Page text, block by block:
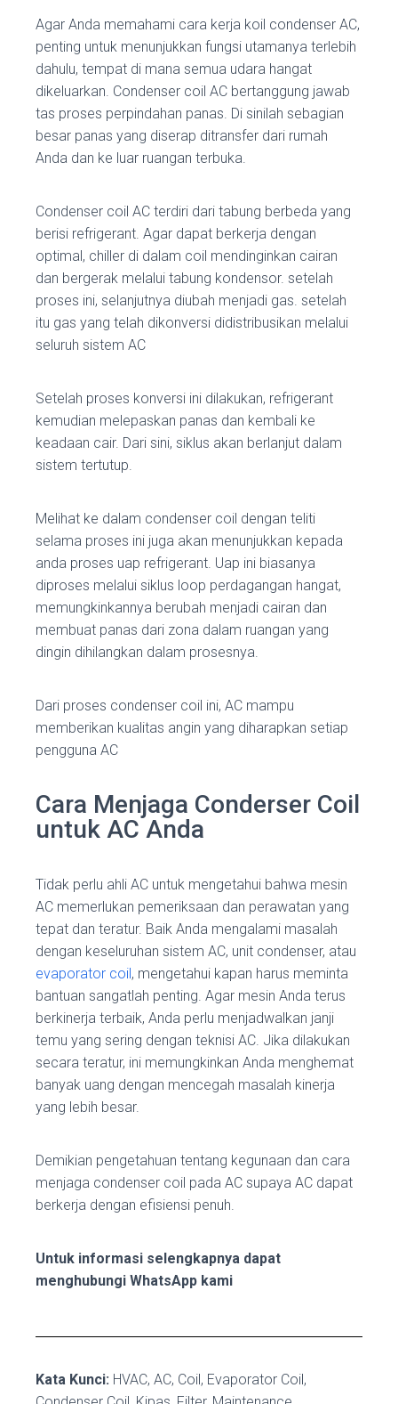
Agar Anda memahami cara kerja koil condenser AC,
penting untuk menunjukkan fungsi utamanya terlebih
dahulu, tempat di mana semua udara hangat
dikeluarkan. Condenser coil AC bertanggung jawab
tas proses perpindahan panas. Di sinilah sebagian
besar panas yang diserap ditransfer dari rumah
Anda dan ke luar ruangan terbuka.
Condenser coil AC terdiri dari tabung berbeda yang
berisi refrigerant. Agar dapat berkerja dengan
optimal, chiller di dalam coil mendinginkan cairan
dan bergerak melalui tabung kondensor. setelah
proses ini, selanjutnya diubah menjadi gas. setelah
itu gas yang telah dikonversi didistribusikan melalui
seluruh sistem AC
Setelah proses konversi ini dilakukan, refrigerant
kemudian melepaskan panas dan kembali ke
keadaan cair. Dari sini, siklus akan berlanjut dalam
sistem tertutup.
Melihat ke dalam condenser coil dengan teliti
selama proses ini juga akan menunjukkan kepada
anda proses uap refrigerant. Uap ini biasanya
diproses melalui siklus loop perdagangan hangat,
memungkinkannya berubah menjadi cairan dan
membuat panas dari zona dalam ruangan yang
dingin dihilangkan dalam prosesnya.
Dari proses condenser coil ini, AC mampu
memberikan kualitas angin yang diharapkan setiap
pengguna AC
Cara Menjaga Conderser Coil
untuk AC Anda
Tidak perlu ahli AC untuk mengetahui bahwa mesin
AC memerlukan pemeriksaan dan perawatan yang
tepat dan teratur. Baik Anda mengalami masalah
dengan keseluruhan sistem AC, unit condenser, atau
evaporator coil , mengetahui kapan harus meminta
bantuan sangatlah penting. Agar mesin Anda terus
berkinerja terbaik, Anda perlu menjadwalkan janji
temu yang sering dengan teknisi AC. Jika dilakukan
secara teratur, ini memungkinkan Anda menghemat
banyak uang dengan mencegah masalah kinerja
yang lebih besar.
Demikian pengetahuan tentang kegunaan dan cara
menjaga condenser coil pada AC supaya AC dapat
berkerja dengan efisiensi penuh.
Untuk informasi selengkapnya dapat
menghubungi WhatsApp kami
Kata Kunci: HVAC, AC, Coil, Evaporator Coil,